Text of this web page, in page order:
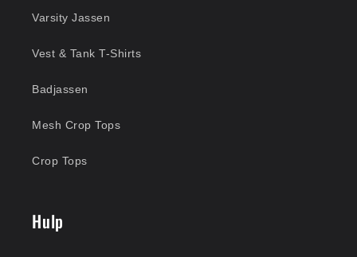
Varsity Jassen
Vest & Tank T-Shirts
Badjassen
Mesh Crop Tops
Crop Tops
Hulp